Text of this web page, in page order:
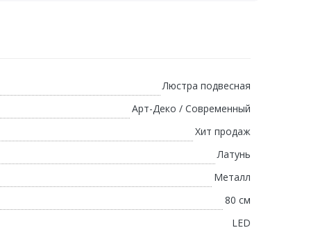
Люстра подвесная
Арт-Деко / Современный
Хит продаж
Латунь
Металл
80 см
LED